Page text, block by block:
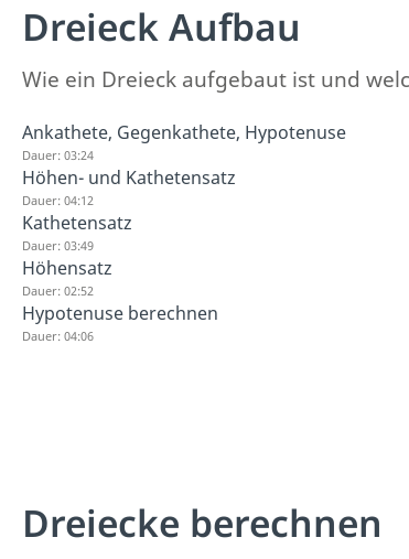
Dreieck Aufbau
Wie ein Dreieck aufgebaut ist und
Ankathete, Gegenkathete, Hypotenuse
Dauer: 03:24
Höhen- und Kathetensatz
Dauer: 04:12
Kathetensatz
Dauer: 03:49
Höhensatz
Dauer: 02:52
Hypotenuse berechnen
Dauer: 04:06
Dreiecke berechnen